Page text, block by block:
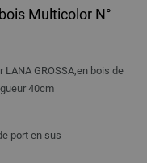
Multicolor N°
GROSSA,en bois de
40cm
porten sus